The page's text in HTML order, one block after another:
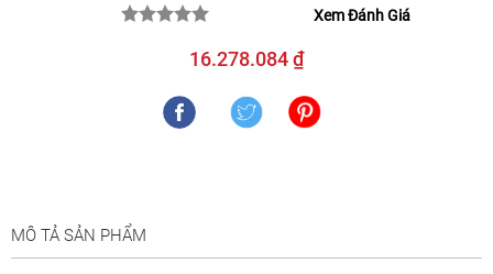
Xem Đánh Giá
16.278.084 ₫
MÔ TẢ SẢN PHẨM